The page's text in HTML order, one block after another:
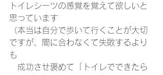
トイレシーツの感覚を覚えて欲しいと
思っています
（本当は自分で歩いて行くことが大切
ですが、間に合わなくて失敗するより
も
成功させ褒めて「トイレでできたら